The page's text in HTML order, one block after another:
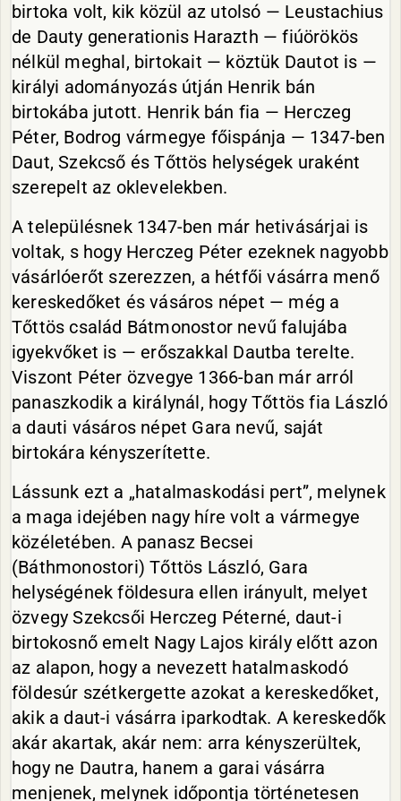
birtoka volt, kik közül az utolsó — Leustachius
de Dauty generationis Harazth — fiúörökös
nélkül meghal, birtokait — köztük Dautot is —
királyi adományozás útján Henrik bán
birtokába jutott. Henrik bán fia — Herczeg
Péter, Bodrog vármegye főispánja — 1347-ben
Daut, Szekcső és Tőttös helységek uraként
szerepelt az oklevelekben.
A településnek 1347-ben már hetivásárjai is
voltak, s hogy Herczeg Péter ezeknek nagyobb
vásárlóerőt szerezzen, a hétfői vásárra menő
kereskedőket és vásáros népet — még a
Tőttös család Bátmonostor nevű falujába
igyekvőket is — erőszakkal Dautba terelte.
Viszont Péter özvegye 1366-ban már arról
panaszkodik a királynál, hogy Tőttös fia László
a dauti vásáros népet Gara nevű, saját
birtokára kényszerítette.
Lássunk ezt a „hatalmaskodási pert”, melynek
a maga idejében nagy híre volt a vármegye
közéletében. A panasz Becsei
(Báthmonostori) Tőttös László, Gara
helységének földesura ellen irányult, melyet
özvegy Szekcsői Herczeg Péterné, daut-i
birtokosnő emelt Nagy Lajos király előtt azon
az alapon, hogy a nevezett hatalmaskodó
földesúr szétkergette azokat a kereskedőket,
akik a daut-i vásárra iparkodtak. A kereskedők
akár akartak, akár nem: arra kényszerültek,
hogy ne Dautra, hanem a garai vásárra
menjenek, melynek időpontja történetesen